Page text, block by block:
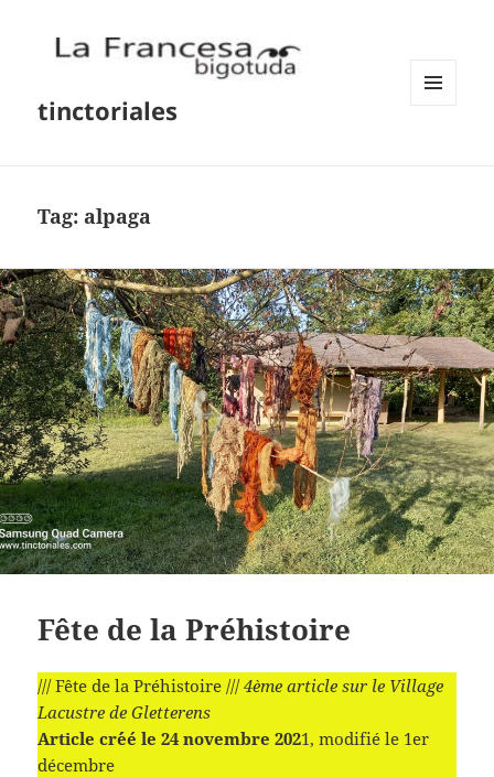
tinctoriales
Tag: alpaga
Fête de la Préhistoire
/// Fête de la Préhistoire ///4ème article sur le Village
Lacustre de Gletterens
Article cr´´eé le 24 novembre 2021, modifié le 1er
décembre